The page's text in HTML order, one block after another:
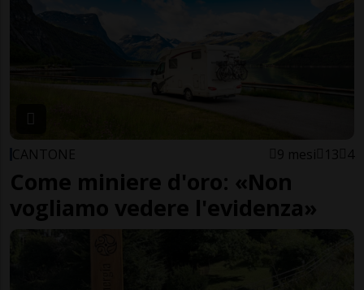
CANTONE 9 mesi 13 4
Come miniere d'oro: «Non
vogliamo vedere l'evidenza»